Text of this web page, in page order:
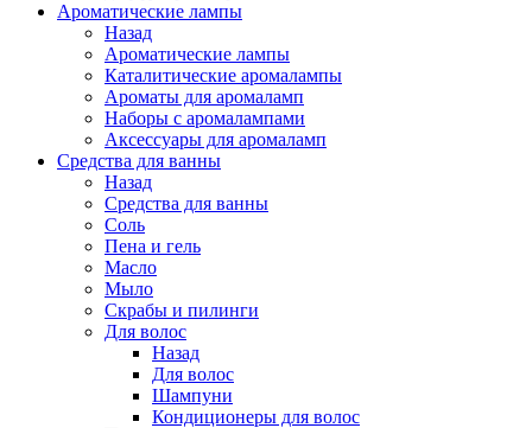
Ароматические лампы
Назад
Ароматические лампы
Каталитические аромалампы
Ароматы для аромаламп
Наборы с аромалампами
Аксессуары для аромаламп
Средства для ванны
Назад
Средства для ванны
Соль
Пена и гель
Масло
Мыло
Скрабы и пилинги
Для волос
Назад
Для волос
Шампуни
Кондиционеры для волос